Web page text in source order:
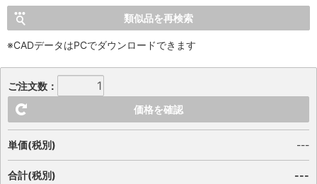
類似品を再検索
※CADデータはPCでダウンロードできます
ご注文数：
価格を確認
単価(税別) ---
合計(税別)
---